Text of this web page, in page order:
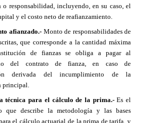
responsabilidad, incluyendo, en su caso, el
y el costo neto de reafianzamiento.
afianzado.-Monto de responsabilidades de
que corresponde a la cantidad máxima
de fianzas se obliga a pagar al
del contrato de fianza, en caso de
derivada del incumplimiento de la
principal.
técnica para el cálculo de la prima.-Es el
que describe la metodología y las bases
el cálculo actuarial de la prima de tarifa, y